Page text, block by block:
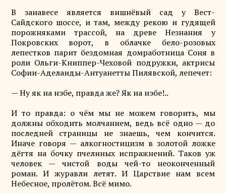
В занавесе является вишнёвый сад у Вест-
Сайдского шоссе, и там, между рекою и гудящей
порожняками трассой, на древе Незнания у
Покровских ворот, в облачке бело-розовых
лепестков парит бездомная домработница Соня в
роли Ольги-Книппер-Чеховой подружки, актрисы
Софии-Аделаиды-Антуанетты Пилявской, лепечет:
— Ну як на нэбе, правда же? Як на нэбе!..
И то правда: о чём мы не можем говорить, мы
должны обходить молчанием, ведь всё одно — до
последней страницы не знаешь, чем кончится.
Иначе говоря — алкогностицизм в золотой ложке
дёгтя на бочку пчелиных испражнений. Таков уж
человек — чистой воды чей-то неоконченный
роман. И журавли летят. И Царствие нам всем
Небесное, пролётом. Всё мимо.